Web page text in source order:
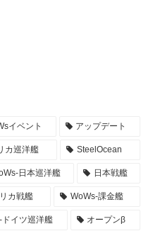
イベント アップデート
カ巡洋艦 SteelOcean
日本巡洋艦 日本戦艦
カ戦艦 WoWs-課金艦
ドイツ巡洋艦 オープンβ